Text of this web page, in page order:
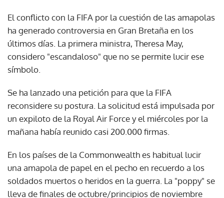
El conflicto con la FIFA por la cuestión de las amapolas
ha generado controversia en Gran Bretaña en los
últimos días. La primera ministra, Theresa May,
considero "escandaloso" que no se permite lucir ese
símbolo.
Se ha lanzado una petición para que la FIFA
reconsidere su postura. La solicitud está impulsada por
un expiloto de la Royal Air Force y el miércoles por la
mañana había reunido casi 200.000 firmas.
En los países de la Commonwealth es habitual lucir
una amapola de papel en el pecho en recuerdo a los
soldados muertos o heridos en la guerra. La "poppy" se
lleva de finales de octubre/principios de noviembre